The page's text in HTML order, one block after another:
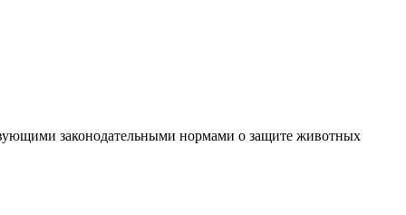
законодательными нормами о защите животных